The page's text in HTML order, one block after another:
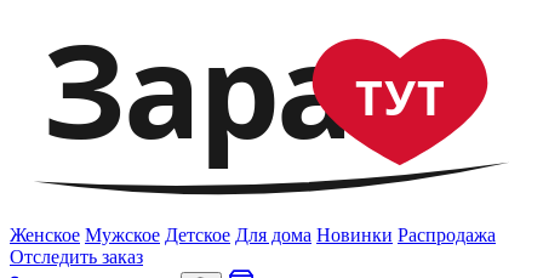
ЗараТУТ
Женское Мужское Детское Для дома Новинки Распродажа
Отследить заказ